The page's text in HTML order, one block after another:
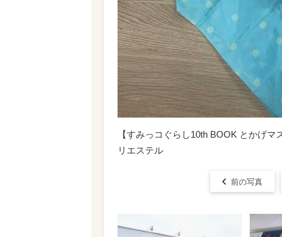
【すみっコぐらし10th BOOK とかげ
リエステル
前の写真